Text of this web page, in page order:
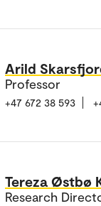
Arild
Professor
+47 672 38 593
Tereza Østbø
Research